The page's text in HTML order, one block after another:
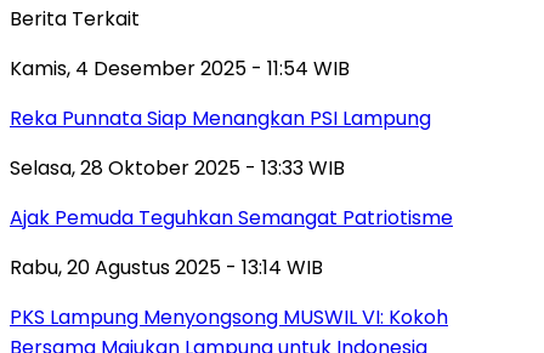
Berita Terkait
Kamis, 4 Desember 2025 - 11:54 WIB
Reka Punnata Siap Menangkan PSI Lampung
Selasa, 28 Oktober 2025 - 13:33 WIB
Ajak Pemuda Teguhkan Semangat Patriotisme
Rabu, 20 Agustus 2025 - 13:14 WIB
PKS Lampung Menyongsong MUSWIL VI: Kokoh
Bersama Majukan Lampung untuk Indonesia